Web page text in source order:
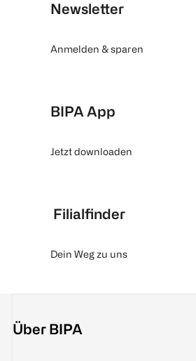
Newsletter
Anmelden & sparen
BIPA App
Jetzt downloaden
Filialfinder
Dein Weg zu uns
Über BIPA